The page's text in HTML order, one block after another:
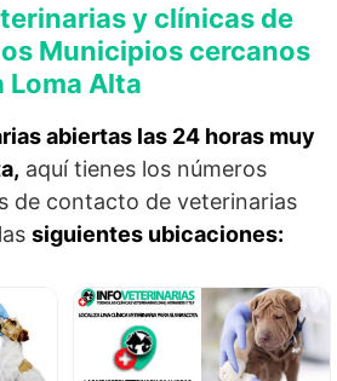
y clínicas de
Municipios cercanos
Loma Alta
abiertas las 24 horas muy
aquí tienes los números
de contacto de veterinarias
siguientes ubicaciones: